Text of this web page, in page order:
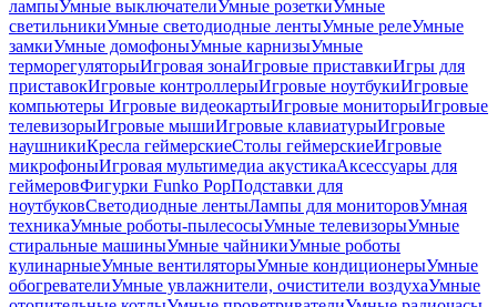
лампыУмные выключателиУмные розеткиУмные
светильникиУмные светодиодные лентыУмные релеУмные
замкиУмные домофоныУмные карнизыУмные
терморегуляторыИгровая зонаИгровые приставкиИгры для
приставокИгровые контроллерыИгровые ноутбукиИгровые
компьютеры Игровые видеокартыИгровые мониторыИгровые
телевизорыИгровые мышиИгровые клавиатурыИгровые
наушникиКресла геймерскиеСтолы геймерскиеИгровые
микрофоныИгровая мультимедиа акустикаАксессуары для
геймеровФигурки Funko PopПодставки для
ноутбуковСветодиодные лентыЛампы для мониторовУмная
техникаУмные роботы-пылесосыУмные телевизорыУмные
стиральные машиныУмные чайникиУмные роботы
кулинарныеУмные вентиляторыУмные кондиционерыУмные
обогревателиУмные увлажнители, очистители воздухаУмные